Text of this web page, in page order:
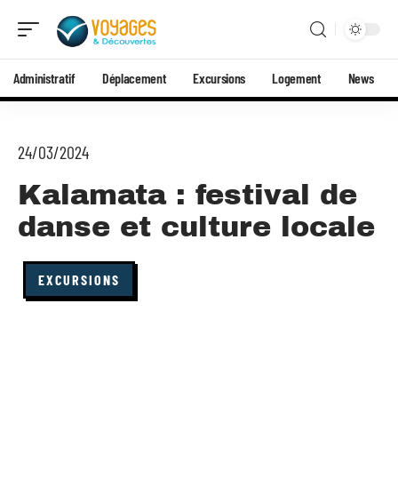
Administratif Déplacement Excursions Logement News
24/03/2024
Kalamata : festival de
danse et culture locale
EXCURSIONS